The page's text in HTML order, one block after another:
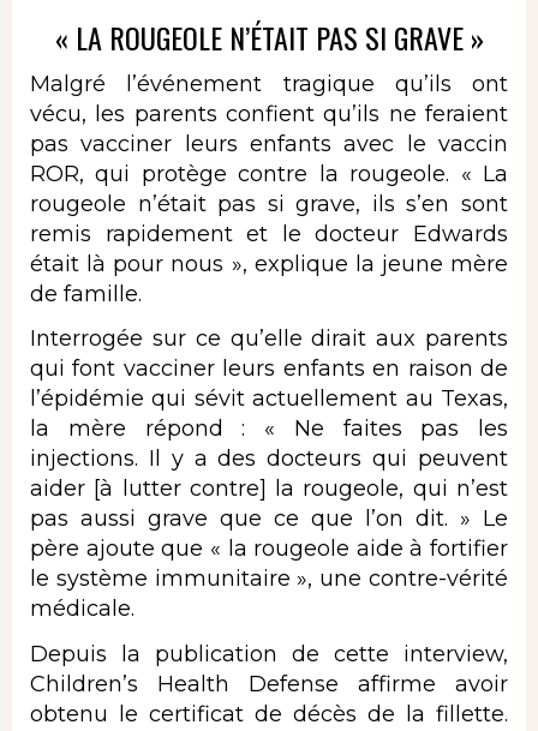
« LA ROUGEOLE N’ÉTAIT PAS SI GRAVE »
Malgré l’événement tragique qu’ils ont
vécu, les parents confient qu’ils ne feraient
pas vacciner leurs enfants avec le vaccin
ROR, qui protège contre la rougeole. « La
rougeole n’était pas si grave, ils s’en sont
remis rapidement et le docteur Edwards
était là pour nous », explique la jeune mère
de famille.
Interrogée sur ce qu’elle dirait aux parents
qui font vacciner leurs enfants en raison de
l’épidémie qui sévit actuellement au Texas,
la mère répond : « Ne faites pas les
injections. Il y a des docteurs qui peuvent
aider [à lutter contre] la rougeole, qui n’est
pas aussi grave que ce que l’on dit. » Le
père ajoute que « la rougeole aide à fortifier
le système immunitaire », une contre-vérité
médicale.
Depuis la publication de cette interview,
Children’s Health Defense affirme avoir
obtenu le certificat de décès de la fillette.